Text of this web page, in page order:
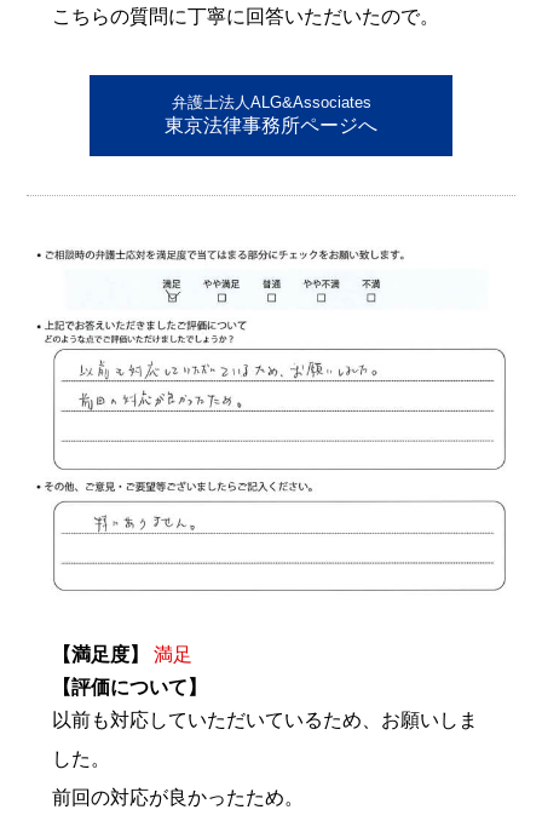
こちらの質問に丁寧に回答いただいたので。
弁護士法人ALG&Associates
東京法律事務所ページへ
【満足度】
満足
【評価について】
以前も対応していただいているため、お願いしま
した。
前回の対応が良かったため。